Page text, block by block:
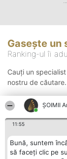
ŞOIMII
11:55
Bună, suntem
să faceți clic pe
Gasește un
Ranking-ul îi
Cauți un
nostru de